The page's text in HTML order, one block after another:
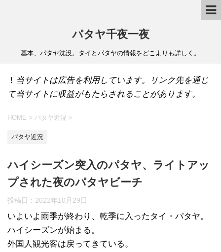
パタヤ千夜一夜
基本、パタヤ沈没。タイとパタヤの情報をどこよりも詳しく。
！ 当サイトは広告を利用しています。リンク先を通じ
て当サイトに収益がもたらされることがあります。
HOME > パタヤ近況 >
パタヤ近況
ハイシーズン突入のパタヤ、ライトアッ
プされた夜のパタヤビーチ
投稿日： 2022年10月29日
いよいよ雨季が終わり、乾季に入ったタイ・パタヤ。
ハイシーズンが始まる。
外国人観光客は戻ってきている。